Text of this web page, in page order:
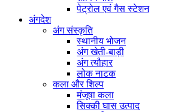
पेट्रोल एवं गैस स्टेशन
अंगदेश
अंग संस्कृति
स्थानीय भोजन
अंग खेती-बाड़ी
अंग त्यौहार
लोक नाटक
कला और शिल्प
मंजूषा कला
सिक्की घास उत्पाद